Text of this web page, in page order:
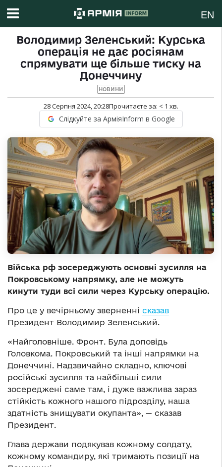
EN
Володимир Зеленський: Курська
операція не дає росіянам
спрямувати ще більше тиску на
Донеччину
НОВИНИ
28 Серпня 2024, 20:28Прочитаєте за: < 1 хв.
Слідкуйте за АрміяInform в Google
Війська рф зосереджують основні зусилля на
Покровському напрямку, але не можуть
кинути туди всі сили через Курську операцію.
Про це у вечірньому зверненні сказав
Президент Володимир Зеленський.
«Найголовніше. Фронт. Була доповідь
Головкома. Покровський та інші напрямки на
Донеччині. Надзвичайно складно, ключові
російські зусилля та найбільші сили
зосереджені саме там, і дуже важлива зараз
стійкість кожного нашого підрозділу, наша
здатність знищувати окупанта», — сказав
Президент.
Глава держави подякував кожному солдату,
кожному командиру, які тримають позиції на